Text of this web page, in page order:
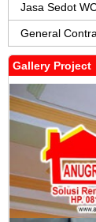
Jasa Sedot
General
Gallery Project